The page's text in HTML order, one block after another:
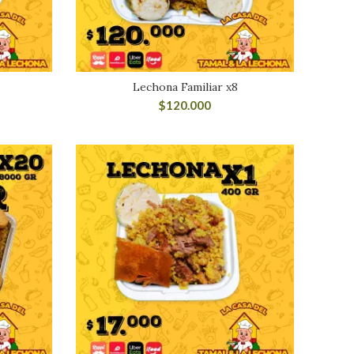
Lechona Familiar x8
$120.000